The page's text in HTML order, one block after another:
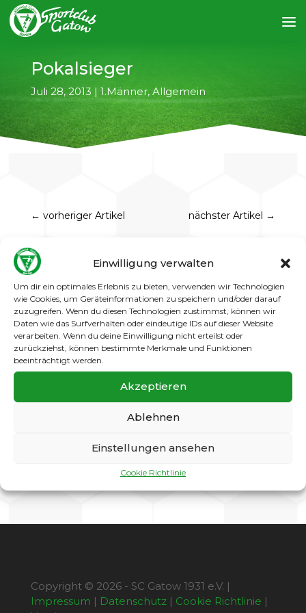
Einwilligung verwalten
Um dir ein optimales Erlebnis zu bieten, verwenden wir Technologien
wie Cookies, um Geräteinformationen zu speichern und/oder darauf
zuzugreifen. Wenn du diesen Technologien zustimmst, können wir
Daten wie das Surfverhalten oder eindeutige IDs auf dieser Website
verarbeiten. Wenn du deine Einwilligung nicht erteilst oder
zurückziehst, können bestimmte Merkmale und Funktionen
beeinträchtigt werden.
Akzeptieren
Ablehnen
Einstellungen ansehen
Cookie Richtlinie
Pokalsieger
Juli 28, 2013 | 1.Männer, Allgemein
← vorheriger Artikel nächster Artikel →
Der Spandauer Bürgermeisterpokalsieger
kommt 2013 wieder aus Gatow! In einem trotz
extremer Hitze gutklassigem Finale besiegte
der SC Gatow die Spandauer Kickers mit 2:0
(Tore: Kasper und Hanke). Der Berlinligist war
von Anfang an die spielbestimmende Truppe
und hatte vor allen Dingen in der zweiten
Spielhälfte noch mehrere hochkarätige
Tormöglichkeiten. Herzlichen Glückwunsch an
die ganze Truppe, ihr habt im Turnier mit dem
SSV, dem SC Staaken, Teutonia und dann Spaki
die stärksten Spandauer Vereine ausgeschaltet
an den Weiten Blick geholt.
Copyright © 2026 - SC Gatow 1931 e.V. |
Impressum | Datenschutz| Cookie Richtlinie |